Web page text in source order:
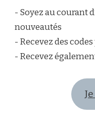
- Soyez au courant
nouveautés
- Recevez des
- Recevez